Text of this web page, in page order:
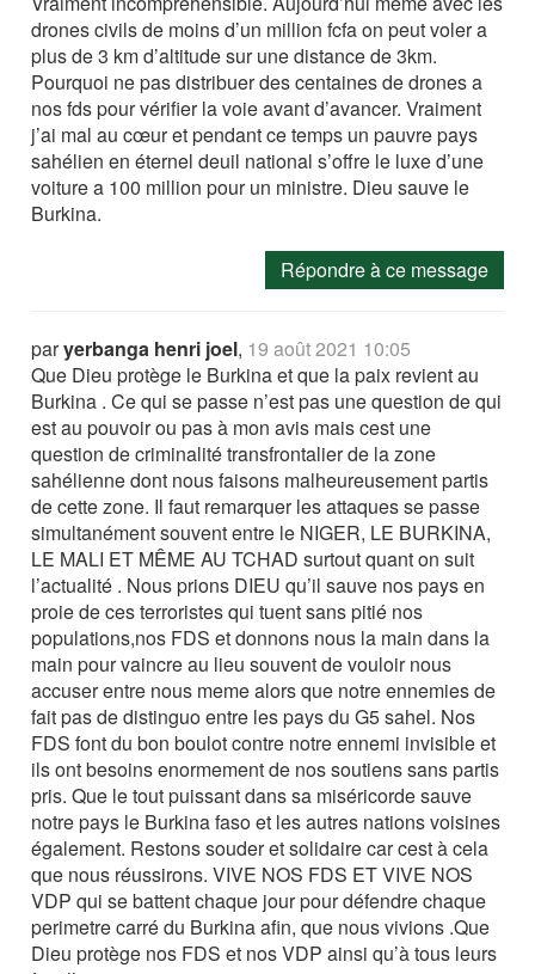
drones civils de moins d’un million fcfa on peut voler a
plus de 3 km d’altitude sur une distance de 3km.
Pourquoi ne pas distribuer des centaines de drones a
nos fds pour vérifier la voie avant d’avancer. Vraiment
j’ai mal au cœur et pendant ce temps un pauvre pays
sahélien en éternel deuil national s’offre le luxe d’une
voiture a 100 million pour un ministre. Dieu sauve le
Burkina.
Répondre à ce message
paryerbanga henri joel, 19 août 2021 10:05
Que Dieu protège le Burkina et que la paix revient au
Burkina . Ce qui se passe n’est pas une question de qui
est au pouvoir ou pas à mon avis mais cest une
question de criminalité transfrontalier de la zone
sahélienne dont nous faisons malheureusement partis
de cette zone. Il faut remarquer les attaques se passe
simultanément souvent entre le NIGER, LE BURKINA,
LE MALI ET MÊME AU TCHAD surtout quant on suit
l’actualité . Nous prions DIEU qu’il sauve nos pays en
proie de ces terroristes qui tuent sans pitié nos
populations,nos FDS et donnons nous la main dans la
main pour vaincre au lieu souvent de vouloir nous
accuser entre nous meme alors que notre ennemies de
fait pas de distinguo entre les pays du G5 sahel. Nos
FDS font du bon boulot contre notre ennemi invisible et
ils ont besoins enormement de nos soutiens sans partis
pris. Que le tout puissant dans sa miséricorde sauve
notre pays le Burkina faso et les autres nations voisines
également. Restons souder et solidaire car cest à cela
que nous réussirons. VIVE NOS FDS ET VIVE NOS
VDP qui se battent chaque jour pour défendre chaque
perimetre carré du Burkina afin, que nous vivions .Que
Dieu protège nos FDS et nos VDP ainsi qu’à tous leurs